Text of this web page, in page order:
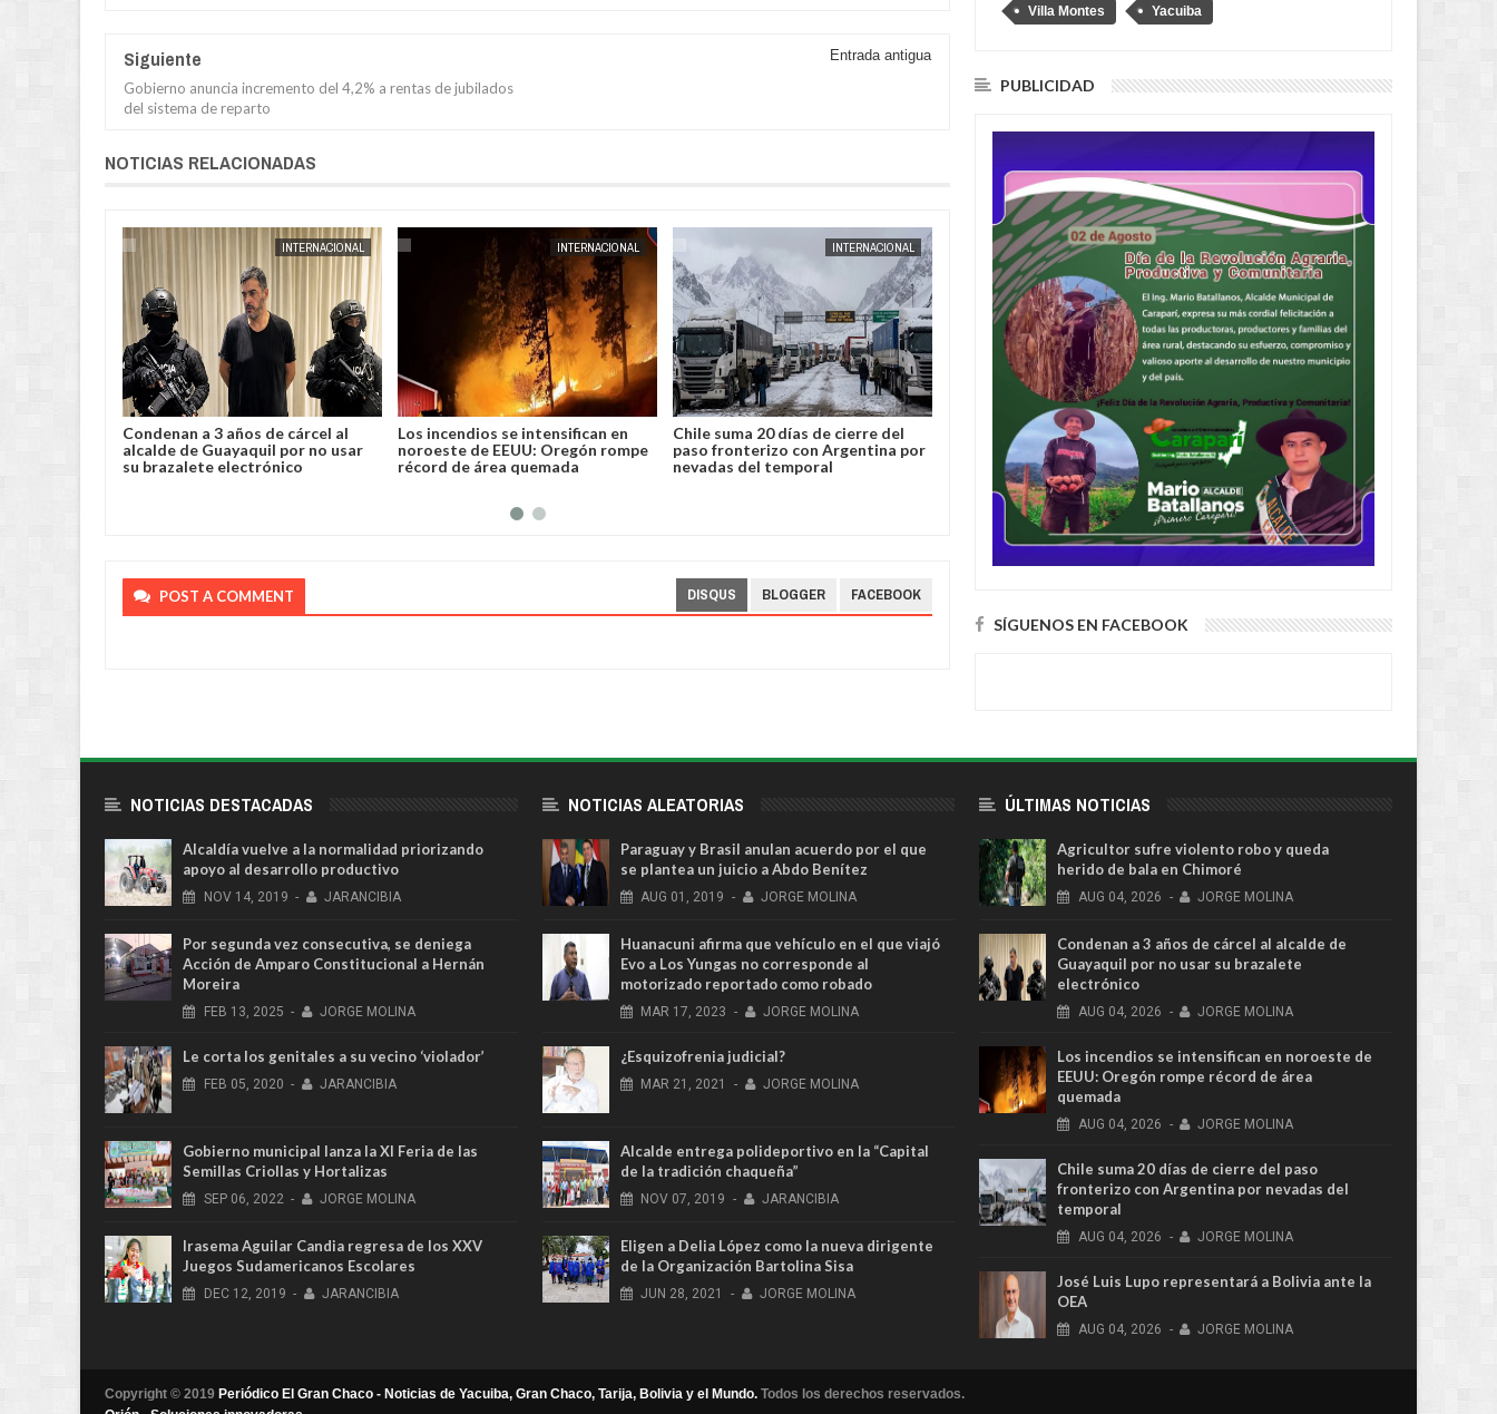
Siguiente
Gobierno anuncia incremento del 4,2% a rentas de jubilados
del sistema de reparto
Entrada antigua
NOTICIAS RELACIONADAS
AUG
INTERNACIONAL 2026
Condenan a 3 años de cárcel al
alcalde de Guayaquil por no usar
su brazalete electrónico
INTERNACIONAL
Los incendios se intensifican en
noroeste de EEUU: Oregón rompe
récord de área quemada
INTERNACIONAL
Chile suma 20 días de cierre del
paso fronterizo con Argentina por
nevadas del temporal
NACIONAL
José Luis Lupo representará a
Bolivia ante la OEA
JORGE MOLINA
“No soy Diprove, no hagan el
ridículo”, dice Loza tras denuncia
de que se transportó en un auto
robado
POST A COMMENT DISQUS BLOGGER FACEBOOK
Villa Montes Yacuiba
PUBLICIDAD
SÍGUENOS EN FACEBOOK
NOTICIAS DESTACADAS
Alcaldía vuelve a la normalidad priorizando
apoyo al desarrollo productivo
NOV 14, 2019 - JARANCIBIA
Por segunda vez consecutiva, se deniega
Acción de Amparo Constitucional a Hernán
Moreira
FEB 13, 2025 - JORGE MOLINA
Le corta los genitales a su vecino ‘violador’
FEB 05, 2020 - JARANCIBIA
Gobierno municipal lanza la XI Feria de las
Semillas Criollas y Hortalizas
SEP 06, 2022 - JORGE MOLINA
Irasema Aguilar Candia regresa de los XXV
Juegos Sudamericanos Escolares
DEC 12, 2019 - JARANCIBIA
NOTICIAS ALEATORIAS
Paraguay y Brasil anulan acuerdo por el que
se plantea un juicio a Abdo Benítez
AUG 01, 2019 - JORGE MOLINA
Huanacuni afirma que vehículo en el que viajó
Evo a Los Yungas no corresponde al
motorizado reportado como robado
MAR 17, 2023 - JORGE MOLINA
¿Esquizofrenia judicial?
MAR 21, 2021 - JORGE MOLINA
Alcalde entrega polideportivo en la “Capital
de la tradición chaqueña”
NOV 07, 2019 - JARANCIBIA
Eligen a Delia López como la nueva dirigente
de la Organización Bartolina Sisa
JUN 28, 2021 - JORGE MOLINA
ÚLTIMAS NOTICIAS
Agricultor sufre violento robo y queda
herido de bala en Chimoré
AUG 04, 2026 - JORGE MOLINA
Condenan a 3 años de cárcel al alcalde de
Guayaquil por no usar su brazalete
electrónico
AUG 04, 2026 - JORGE MOLINA
Los incendios se intensifican en noroeste de
EEUU: Oregón rompe récord de área
quemada
AUG 04, 2026 - JORGE MOLINA
Chile suma 20 días de cierre del paso
fronterizo con Argentina por nevadas del
temporal
AUG 04, 2026 - JORGE MOLINA
José Luis Lupo representará a Bolivia ante la
OEA
AUG 04, 2026 - JORGE MOLINA
Copyright © 2019 Periódico El Gran Chaco - Noticias de Yacuiba, Gran Chaco, Tarija, Bolivia y el Mundo. Todos los derechos reservados.